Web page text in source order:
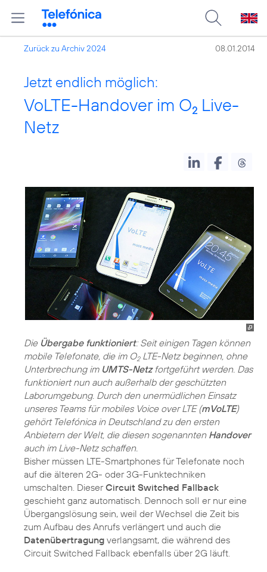
Zurück zu Archiv 2024 08.01.2014
Jetzt endlich möglich:
VoLTE-Handover im O2 Live-
Netz
Die Übergabe funktioniert: Seit einigen Tagen können
mobile Telefonate, die im O2LTE-Netz beginnen, ohne
Unterbrechung im UMTS-Netzfortgeführt werden. Das
funktioniert nun auch außerhalb der geschützten
Laborumgebung. Durch den unermüdlichen Einsatz
unseres Teams für mobiles Voice over LTE (mVoLTE)
gehört Telefónica in Deutschland zu den ersten
Anbietern der Welt, die diesen sogenannten Handover
auch im Live-Netz schaffen.
Bisher müssen LTE-Smartphones für Telefonate noch
auf die älteren 2G- oder 3G-Funktechniken
umschalten. DieserCircuit Switched Fallback
geschieht ganz automatisch. Dennoch soll er nur eine
Übergangslösung sein, weil der Wechsel die Zeit bis
zum Aufbau des Anrufs verlängert und auch die
Datenübertragung verlangsamt, die während des
Circuit Switched Fallback ebenfalls über 2G läuft.